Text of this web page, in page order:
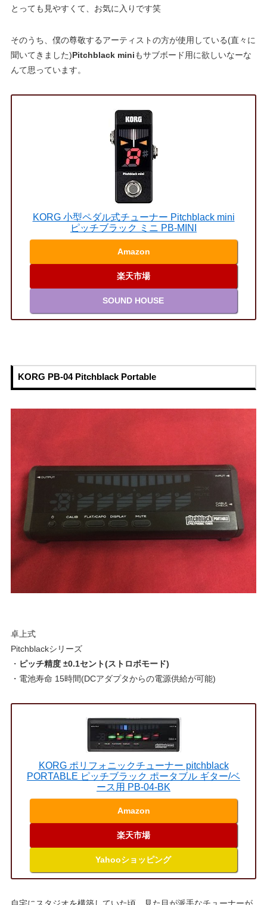
とっても見やすくて、お気に入りです笑
そのうち、僕の尊敬するアーティストの方が使用している(直々に
聞いてきました)Pitchblack miniもサブボード用に欲しいなーな
んて思っています。
KORG 小型ペダル式チューナー Pitchblack mini
ピッチブラック ミニ PB-MINI
Amazon
楽天市場
SOUND HOUSE
KORG PB-04 Pitchblack Portable
卓上式
Pitchblackシリーズ
・ ピッチ精度 ±0.1セント(ストロボモード)
・電池寿命 15時間(DCアダプタからの電源供給が可能)
KORG ポリフォニックチューナー pitchblack
PORTABLE ピッチブラック ポータブル ギター/ベ
ース用 PB-04-BK
Amazon
楽天市場
Yahooショッピング